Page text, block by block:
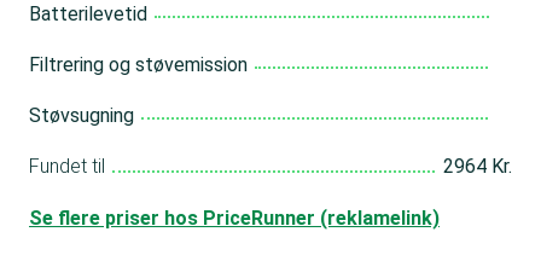
Batterilevetid
Filtrering og støvemission
Støvsugning
Fundet til 2964 Kr.
Se flere priser hos PriceRunner (reklamelink)